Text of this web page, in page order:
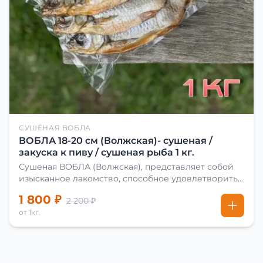
СУШЁНАЯ ВОБЛА
ВОБЛА 18-20 см (Волжская)- сушеная /
закуска к пиву / сушеная рыба 1 кг.
Сушеная ВОБЛА (Волжская), представляет собой
изысканное лакомство, способное удовлетворить
сделать вяленую воблу, её сначала хорошо солят.
Для этого используют старые рецепты и
современные способы. Благодаря этому рыба
1 800 ₽ 2 200 ₽
от 1кг.